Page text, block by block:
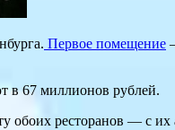
Первое помещение
в 67 миллионов рублей.
обоих ресторанов — с